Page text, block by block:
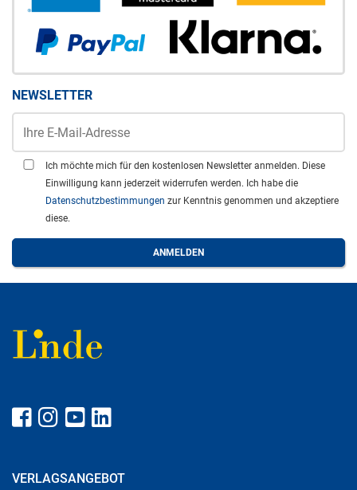
NEWSLETTER
Ich möchte mich für den kostenlosen Newsletter anmelden. Diese
Einwilligung kann jederzeit widerrufen werden. Ich habe die
Datenschutzbestimmungen zur Kenntnis genommen und akzeptiere
diese.
VERLAGSANGEBOT